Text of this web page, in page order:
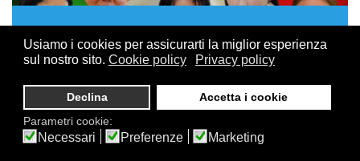
Usiamo i cookies per assicurarti la miglior esperienza
sul nostro sito. Cookie policy Privacy policy
Declina
Accetta i cookie
Parametri cookie:
Necessari Preferenze Marketing
15 GIUGNO, 2026
Olimpiadi di Samarcanda: i convocati delle
due Nazionali azzurre
Sono state diramate le convocazioni per i giocatori che
rappresenteranno l'Italia alle Olimpiadi degli scacchi
2026, in programma a Samarcanda (Uzbekistan) dal 15 al